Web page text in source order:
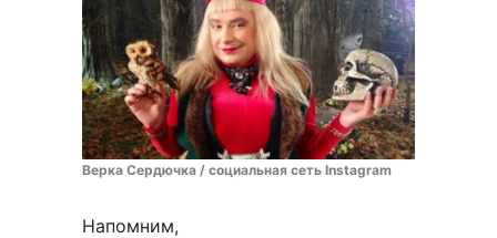
Верка Сердючка / социальная сеть Instagram
Напомним,